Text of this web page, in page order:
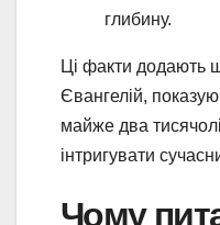
глибину.
Ці факти додають
Євангелій,
майже два
інтригувати
Чому